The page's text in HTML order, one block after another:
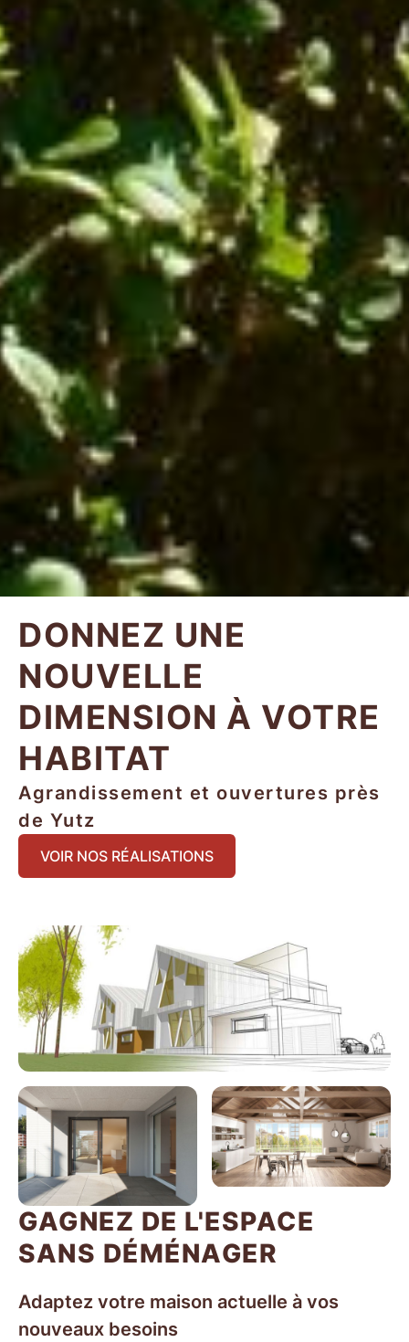
Agrandissement et ouvertures près
de Yutz
VOIR NOS RÉALISATIONS
DONNEZ UNE
NOUVELLE
DIMENSION À VOTRE
HABITAT
GAGNEZ DE L'ESPACE
SANS DÉMÉNAGER
Adaptez votre maison actuelle à vos
nouveaux besoins